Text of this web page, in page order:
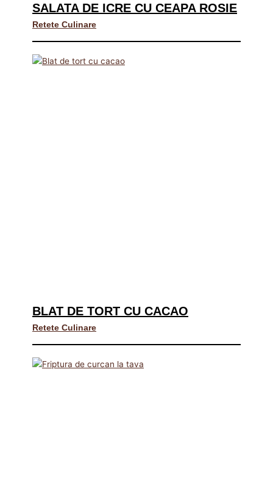
SALATA DE ICRE CU CEAPA ROSIE
Retete Culinare
BLAT DE TORT CU CACAO
Retete Culinare